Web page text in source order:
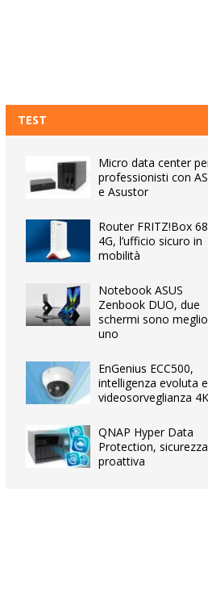
TEST
Micro data center
professionisti con
e Asustor
Router FRITZ!Box
4G, l’ufficio sicuro in
mobilità
Notebook ASUS
Zenbook DUO, due
schermi sono
uno
EnGenius ECC500,
intelligenza evoluta e
videosorveglianza 4K
QNAP Hyper Data
Protection, sicurezza
proattiva